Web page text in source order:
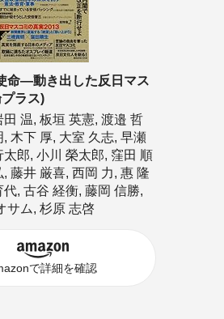
命―動き出した反日マス
ラス)
田 温, 板垣 英憲, 渡邉 哲
木下 厚, 大室 久志, 早瀬
太郎, 小川 榮太郎, 窪田 順
藤井 厳喜, 西岡 力, 惠 隆
代, 古谷 経衡, 藤岡 信勝,
サム, 杉原 志啓
で詳細を確認